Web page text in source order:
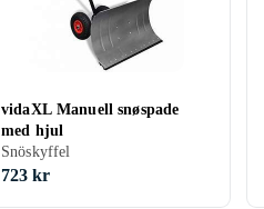
vidaXL Manuell snøspade
med hjul
Snöskyffel
723 kr